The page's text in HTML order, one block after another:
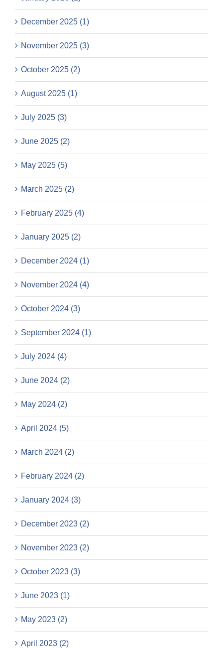
December 2025 (1)
November 2025 (3)
October 2025 (2)
August 2025 (1)
July 2025 (3)
June 2025 (2)
May 2025 (5)
March 2025 (2)
February 2025 (4)
January 2025 (2)
December 2024 (1)
November 2024 (4)
October 2024 (3)
September 2024 (1)
July 2024 (4)
June 2024 (2)
May 2024 (2)
April 2024 (5)
March 2024 (2)
February 2024 (2)
January 2024 (3)
December 2023 (2)
November 2023 (2)
October 2023 (3)
June 2023 (1)
May 2023 (2)
April 2023 (2)